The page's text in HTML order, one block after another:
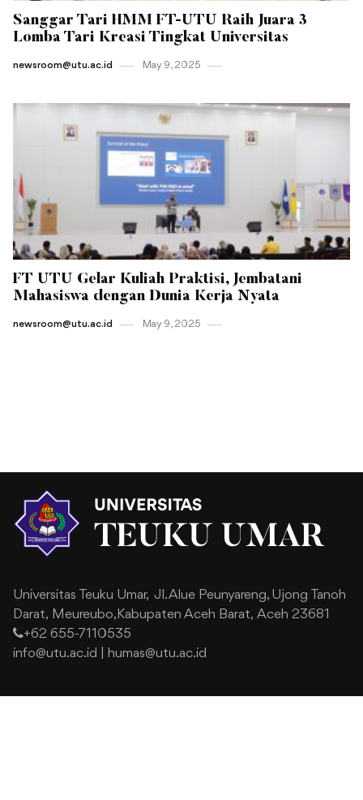
Sanggar Tari HMM FT-UTU Raih Juara 3
Lomba Tari Kreasi Tingkat Universitas
newsroom@utu.ac.id May 9 , 2025
FT UTU Gelar Kuliah Praktisi, Jembatani
Mahasiswa dengan Dunia Kerja Nyata
newsroom@utu.ac.id May 9 , 2025
Universitas Teuku Umar, Jl. Alue Peunyareng, Ujong Tanoh
Darat, Meureubo,Kabupaten Aceh Barat, Aceh 23681
+62 655-7110535
info@utu.ac.id
humas@utu.ac.id